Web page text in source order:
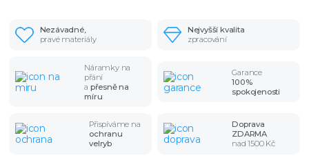
Nezávadné,
pravé materiály
Nejvyšší kvalita
zpracování
Náramky na
přání
a přesně na
míru
Garance
100%
spokojenosti
Přispíváme na
ochranu
velryb
Doprava
ZDARMA
nad 1500 Kč